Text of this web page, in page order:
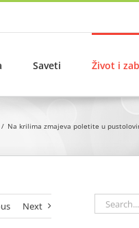
Saveti Život i
Na krilima zmajeva poletite u
Next
Search
for: